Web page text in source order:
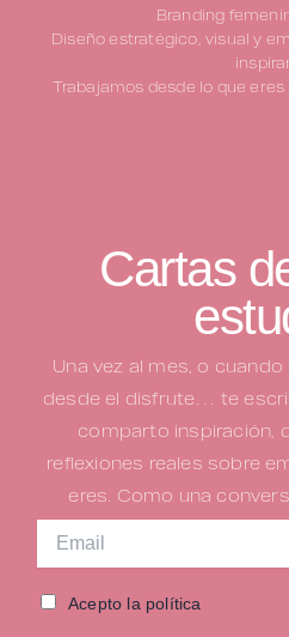
Branding
Diseño estratégico, visual y
Trabajamos desde lo que
Cartas
Una vez al mes, o
desde el disfrute… te
comparto inspiración,
reflexiones reales sobre
eres. Como una
Acepto la política